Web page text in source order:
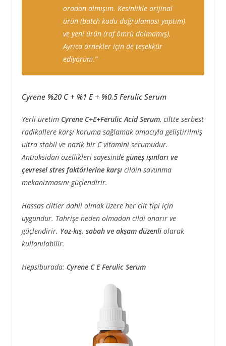
oradan almışım. Kesinlikle orijinal
ürün (batch kodu doğrulaması yaptım)
ve yeni ürün (raf ömrü dolmamış).
Ayrıca örnekler için de teşekkür
ediyorum.”
Cyrene %20 C + %1 E + %0.5 Ferulic Serum
Yerli üretimCyrene C+E+Ferulic Acid Serum, ciltte serbest
radikallere karşı koruma sağlamak amacıyla geliştirilmiş
ultra stabil ve nazik bir C vitamini serumudur.
Antioksidan özellikleri sayesindegüneş ışınları ve
çevresel stres faktörlerine karşıcildin savunma
mekanizmasını güçlendirir.
Hassas ciltler dahil olmak üzere her cilt tipi için
uygundur. Tahrişe neden olmadan cildi onarır ve
güçlendirir. Yaz-kış, sabah ve akşam düzenliolarak
kullanılabilir.
Hepsiburada: Cyrene C E Ferulic Serum